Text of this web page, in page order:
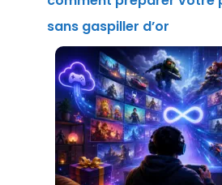
sans gaspiller d’or